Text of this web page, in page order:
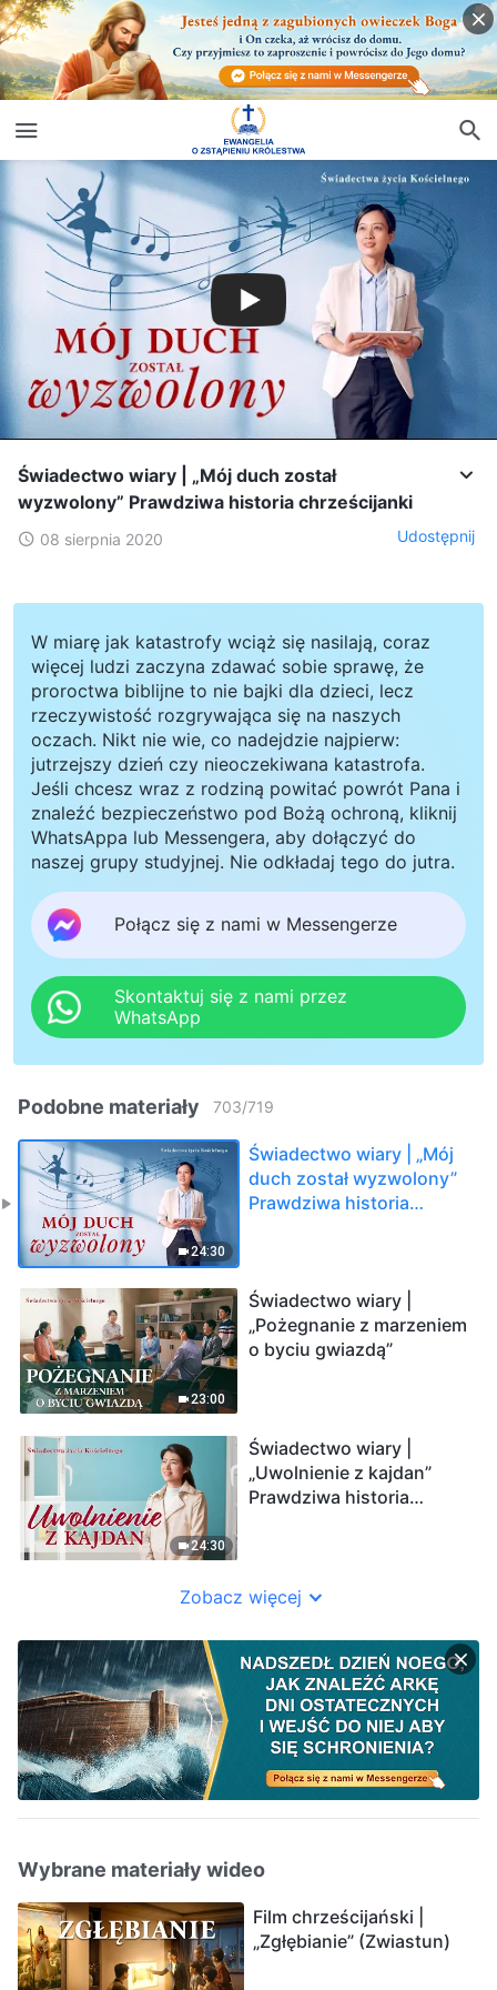
Świadectwo wiary | „Mój duch został
wyzwolony” Prawdziwa historia chrześcijanki
08 sierpnia 2020 Udostępnij
W miarę jak katastrofy wciąż się nasilają, coraz
więcej ludzi zaczyna zdawać sobie sprawę, że
proroctwa biblijne to nie bajki dla dzieci, lecz
rzeczywistość rozgrywająca się na naszych
oczach. Nikt nie wie, co nadejdzie najpierw:
jutrzejszy dzień czy nieoczekiwana katastrofa.
Jeśli chcesz wraz z rodziną powitać powrót Pana i
znaleźć bezpieczeństwo pod Bożą ochroną, kliknij
WhatsAppa lub Messengera, aby dołączyć do
naszej grupy studyjnej. Nie odkładaj tego do jutra.
Połącz się z nami w Messengerze
Skontaktuj się z nami przez
WhatsApp
Podobne materiały 703/719
24:30
Świadectwo wiary | „Mój
duch został wyzwolony”
Prawdziwa historia
23:00
Świadectwo wiary |
„Pożegnanie z marzeniem
o byciu gwiazdą”
24:30
Świadectwo wiary |
„Uwolnienie z kajdan”
Prawdziwa historia
Zobacz więcej
Wybrane materiały wideo
Film chrześcijański |
„Zgłębianie” (Zwiastun)